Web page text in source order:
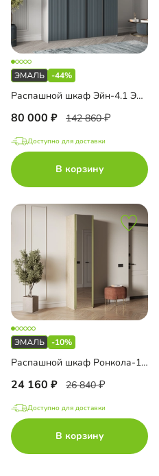
-44%
Распашной шкаф Эйн-4.1 Эмаль Декор 2
80 000 142 860
Доступно для доставки
В корзину
-10%
Распашной шкаф Ронкола-1 Эмаль с зеркалом
24 160 26 840
Доступно для доставки
В корзину